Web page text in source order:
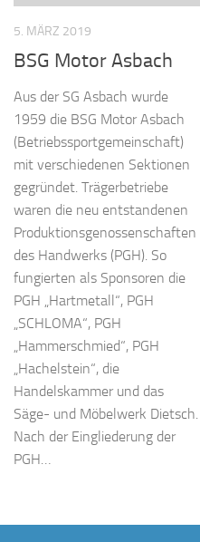
5. MÄRZ 2019
BSG Motor Asbach
Aus der SG Asbach wurde
1959 die BSG Motor Asbach
(Betriebssportgemeinschaft)
mit verschiedenen Sektionen
gegründet. Trägerbetriebe
waren die neu entstandenen
Produktionsgenossenschaften
des Handwerks (PGH). So
fungierten als Sponsoren die
PGH „Hartmetall“, PGH
„SCHLOMA“, PGH
„Hammerschmied“, PGH
„Hachelstein“, die
Handelskammer und das
Säge- und Möbelwerk Dietsch.
Nach der Eingliederung der
PGH…